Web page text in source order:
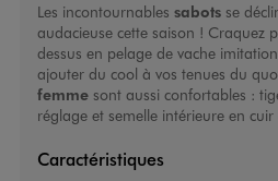
Les incontournables sabotsse
audacieuse cette saison ! Craquez
dessus en pelage de vache
ajouter du cool à vos tenues du
femmesont aussi confortables :
réglage et semelle intérieure en
Caractéristiques